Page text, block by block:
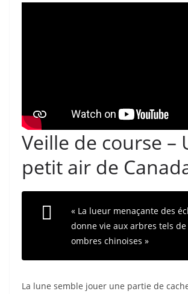
Veille de course –
petit air de
« La lueur menaçante des
donne vie aux arbres tels
ombres chinoises »
La lune semble jouer une partie de